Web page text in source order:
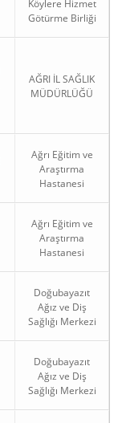
Köylere Hizmet
Götürme Birliği
AĞRI İL SAĞLIK
MÜDÜRLÜĞÜ
Ağrı Eğitim ve
Araştırma
Hastanesi
Ağrı Eğitim ve
Araştırma
Hastanesi
Doğubayazıt
Ağız ve Diş
Sağlığı Merkezi
Doğubayazıt
Ağız ve Diş
Sağlığı Merkezi